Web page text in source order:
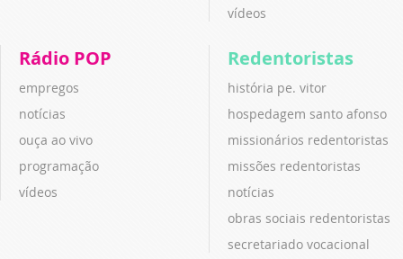
vídeos
Rádio POP
empregos
notícias
ouça ao vivo
programação
vídeos
Redentoristas
história pe. vitor
hospedagem santo afonso
missionários redentoristas
missões redentoristas
notícias
obras sociais redentoristas
secretariado vocacional